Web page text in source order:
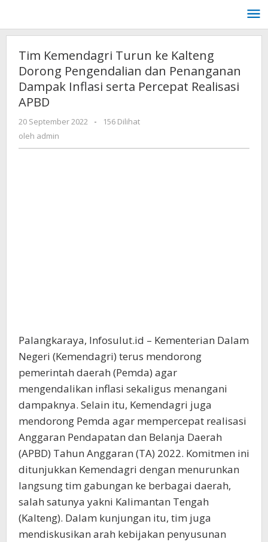
konten
Tim Kemendagri Turun ke Kalteng
Dorong Pengendalian dan Penanganan
Dampak Inflasi serta Percepat Realisasi
APBD
20 September 2022
oleh
-
156 Dilihat
oleh admin
Palangkaraya, Infosulut.id – Kementerian Dalam
Negeri (Kemendagri) terus mendorong
pemerintah daerah (Pemda) agar
mengendalikan inflasi sekaligus menangani
dampaknya. Selain itu, Kemendagri juga
mendorong Pemda agar mempercepat realisasi
Anggaran Pendapatan dan Belanja Daerah
(APBD) Tahun Anggaran (TA) 2022. Komitmen ini
ditunjukkan Kemendagri dengan menurunkan
langsung tim gabungan ke berbagai daerah,
salah satunya yakni Kalimantan Tengah
(Kalteng). Dalam kunjungan itu, tim juga
mendiskusikan arah kebijakan penyusunan